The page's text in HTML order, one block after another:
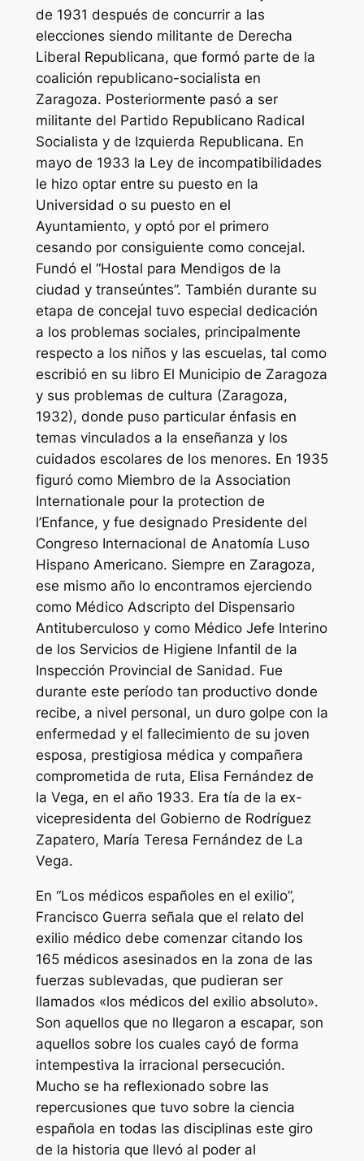
de 1931 después de concurrir a las
elecciones siendo militante de Derecha
Liberal Republicana, que formó parte de la
coalición republicano-socialista en
Zaragoza. Posteriormente pasó a ser
militante del Partido Republicano Radical
Socialista y de Izquierda Republicana. En
mayo de 1933 la Ley de incompatibilidades
le hizo optar entre su puesto en la
Universidad o su puesto en el
Ayuntamiento, y optó por el primero
cesando por consiguiente como concejal.
Fundó el “Hostal para Mendigos de la
ciudad y transeúntes”. También durante su
etapa de concejal tuvo especial dedicación
a los problemas sociales, principalmente
respecto a los niños y las escuelas, tal como
escribió en su libro El Municipio de Zaragoza
y sus problemas de cultura (Zaragoza,
1932), donde puso particular énfasis en
temas vinculados a la enseñanza y los
cuidados escolares de los menores. En 1935
figuró como Miembro de la Association
Internationale pour la protection de
l’Enfance, y fue designado Presidente del
Congreso Internacional de Anatomía Luso
Hispano Americano. Siempre en Zaragoza,
ese mismo año lo encontramos ejerciendo
como Médico Adscripto del Dispensario
Antituberculoso y como Médico Jefe Interino
de los Servicios de Higiene Infantil de la
Inspección Provincial de Sanidad. Fue
durante este período tan productivo donde
recibe, a nivel personal, un duro golpe con la
enfermedad y el fallecimiento de su joven
esposa, prestigiosa médica y compañera
comprometida de ruta, Elisa Fernández de
la Vega, en el año 1933. Era tía de la ex-
vicepresidenta del Gobierno de Rodríguez
Zapatero, María Teresa Fernández de La
Vega.
En “Los médicos españoles en el exilio”,
Francisco Guerra señala que el relato del
exilio médico debe comenzar citando los
165 médicos asesinados en la zona de las
fuerzas sublevadas, que pudieran ser
llamados «los médicos del exilio absoluto».
Son aquellos que no llegaron a escapar, son
aquellos sobre los cuales cayó de forma
intempestiva la irracional persecución.
Mucho se ha reflexionado sobre las
repercusiones que tuvo sobre la ciencia
española en todas las disciplinas este giro
de la historia que llevó al poder al